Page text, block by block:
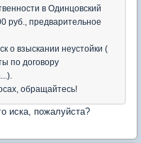
в Одинцовский
руб., предварительное
о взыскании неустойки (
по договору
обращайтесь!
иска, пожалуйста?